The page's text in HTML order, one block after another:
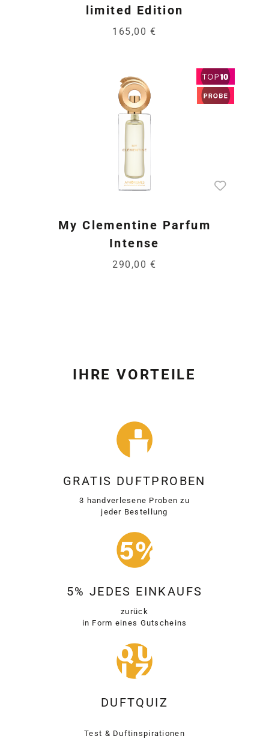
limited Edition
165,00 €
My Clementine Parfum
Intense
290,00 €
IHRE VORTEILE
GRATIS DUFTPROBEN
3 handverlesene Proben zu
jeder Bestellung
5% JEDES EINKAUFS
zurück
in Form eines Gutscheins
DUFTQUIZ
Test & Duftinspirationen